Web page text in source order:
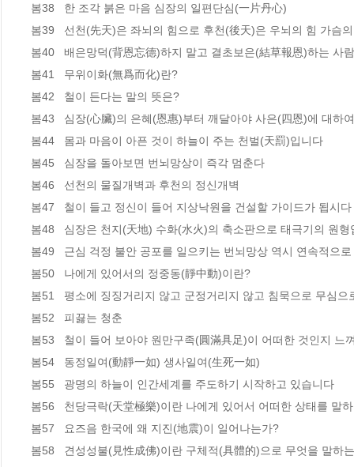
봄38   한 조각 붉은 마음 심장의 일편단심(一片丹心)
봄39   선천(先天)은 좌뇌의 힘으로 후천(後天)은 우뇌의 힘 가슴
봄40   배은망덕(背恩忘德)하지 말고 결초보은(結草報恩)하는 사
봄41   무위이화(無爲而化)란?
봄42   철이 든다는 말의 뜻은?
봄43   심장(心臟)의 은혜(恩惠)부터 깨달아야 사은(四恩)에 대
봄44   몸과 마음이 아픈 것이 하늘이 주는 천벌(天罰)입니다
봄45   심장을 돌아보면 번뇌망상이 즉각 멈춘다
봄46   선천의 물질개벽과 후천의 정신개벽
봄47   철이 들고 정신이 들어 지상낙원을 건설할 가이드가 됩시다
봄48   심장은 천지(天地) 수화(水火)의 축소판으로 태극기의 원
봄49   근심 걱정 불안 공포를 일으키는 번뇌망상 역시 연속적으
봄50   나에게 있어서의 정중동(靜中動)이란?
봄51   평소에 징징거리지 않고 군정거리지 않고 침묵으로 무심
봄52   피끓는 청춘
봄53   철이 들어 보아야 원만구족(圓滿具足)이 어떠한 것인지 느
봄54   동정일여(動靜一如) 생사일여(生死一如)
봄55   광명의 하늘이 인간세계를 주도하기 시작하고 있습니다
봄56   천당극락(天堂極樂)이란 나에게 있어서 어떠한 상태를 말
봄57   요즈음 한국에 왜 지진(地震)이 일어나는가?
봄58   견성성불(見性成佛)이란 구체적(具體的)으로 무엇을 말하